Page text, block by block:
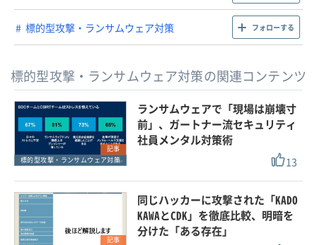
標的型攻撃・ランサムウェア対策 フォローする
標的型攻撃・ランサムウェア対策の関連コンテンツ
記事
標的型攻撃・ランサムウェア対策
ランサムウェアで「現場は崩壊寸
前」、ガートナー流セキュリティ
社員メンタル対策術
13
記事
同じハッカーに攻撃された「KADO
KAWAとCDK」を徹底比較、明暗を
分けた「ある存在」